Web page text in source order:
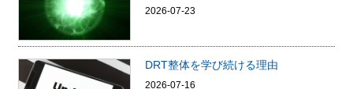
2026-07-23
DRT整体を学び続ける理由
2026-07-16